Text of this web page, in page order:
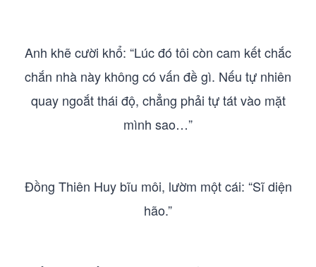
Anh khẽ cười khổ: “Lúc đó tôi còn cam kết chắc
chắn nhà này không có vấn đề gì. Nếu tự nhiên
quay ngoắt thái độ, chẳng phải tự tát vào mặt
mình sao…”
Đồng Thiên Huy bĩu môi, lườm một cái: “Sĩ diện
hão.”